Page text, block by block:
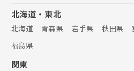
北海道・東北
北海道 青森県 岩手県 秋田県
福島県
関東